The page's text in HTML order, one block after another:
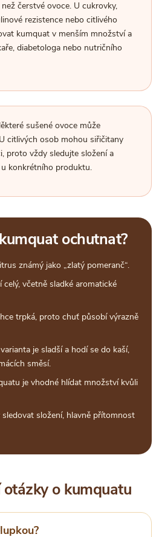
čerstvé ovoce. U cukrovky,
rezistence nebo citlivého
kumquat v menším množství a
diabetologa nebo nutričního
sušené ovoce může
citlivých osob mohou siřičitany
proto vždy sledujte složení a
konkrétního produktu.
ochutnat?
známý jako „zlatý pomeranč“.
včetně sladké aromatické
trpká, proto chuť působí výrazně
je sladší a hodí se do kaší,
směsí.
je vhodné hlídat množství kvůli
složení, hlavně přítomnost
otázky o kumquatu